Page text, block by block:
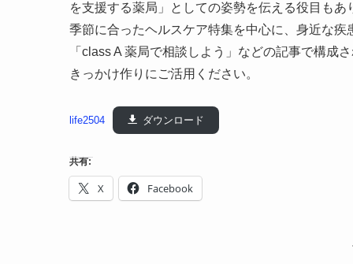
を支援する薬局」としての姿勢を伝える役目もあ
季節に合ったヘルスケア特集を中心に、身近な
「class A 薬局で相談しよう」などの記事で構成
きっかけ作りにご活用ください。
life2504 ダウンロード
共有:
X Facebook